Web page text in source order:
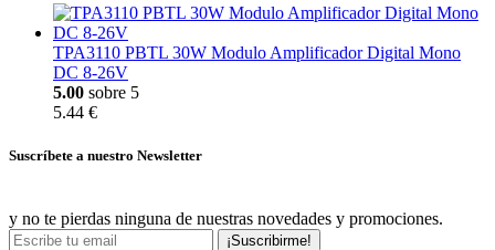
TPA3110 PBTL 30W Modulo Amplificador Digital Mono
DC 8-26V
5.00 sobre 5
5.44 €
Suscríbete a nuestro Newsletter
y no te pierdas ninguna de nuestras novedades y promociones.
¡Suscribirme!